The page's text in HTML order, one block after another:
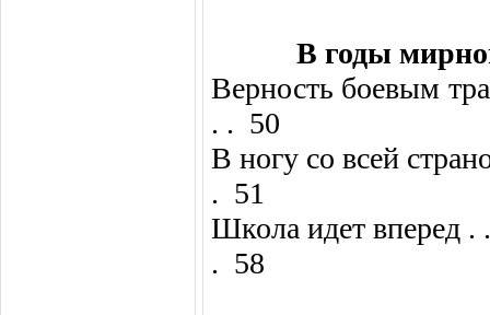
В годы
Верность боевым
. . 50
В ногу со всей
. 51
Школа идет вперед .
. 58